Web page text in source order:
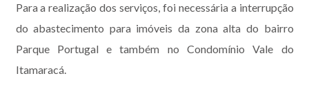
Para a realização dos serviços, foi necessária a interrupção
do abastecimento para imóveis da zona alta do bairro
Parque Portugal e também no Condomínio Vale do
Itamaracá.